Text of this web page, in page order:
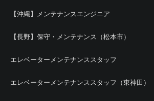
【沖縄】メンテナンスエンジニア
【長野】保守・メンテナンス（松本市）
エレベーターメンテナンススタッフ
エレベーターメンテナンススタッフ（東神田